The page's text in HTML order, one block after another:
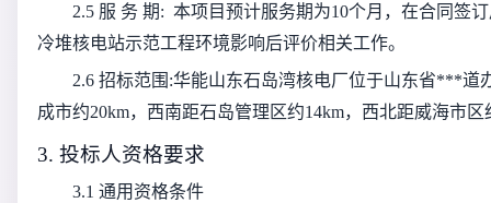
2.5 服 务 期: 本项目预计服务期为10个月，在合同签
冷堆核电站示范工程环境影响后评价相关工作。
2.6 招标范围:华能山东石岛湾核电厂位于山东省***道
成市约20km，西南距石岛管理区约14km，西北距威海市区
3. 投标人资格要求
3.1 通用资格条件